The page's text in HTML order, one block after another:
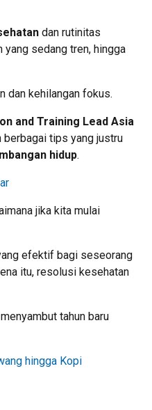
dan rutinitas
yang sedang tren, hingga
dan kehilangan fokus.
and Training Lead Asia
berbagai tips yang justru
hidup.
jika kita mulai
efektif bagi seseorang
itu, resolusi kesehatan
tahun baru
hingga Kopi